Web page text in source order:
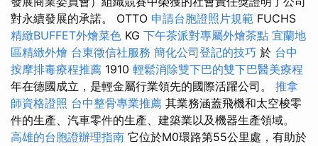
對永續發展的承諾。 OTTO 申請台胞證照片規範 FUCHS
精緻BUFFET外燴菜色 KG 下午茶派對專屬外燴茶點 宜蘭地
區精緻外燴 台東徵信社服務 簡化公司登記的技巧 於 台中
按摩排毒療程推薦 1910 輕鬆消除雙下巴的雙下巴醫美療程
年在德國成立，是輕金屬行業領先的國際活躍公司。 推拿
師資格證照 台中整骨專業推薦 其業務涵蓋飛機和太空梭零
件的生產、汽車零件的生產、建築業以及機器生產領域。
高雄的台胞證辦理指南 它位於M0環路第55公里處，有助於